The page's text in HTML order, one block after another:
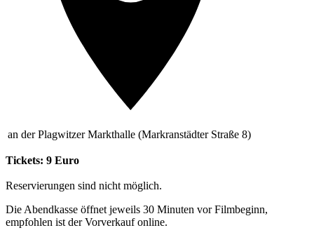
an der Plagwitzer Markthalle (Markranstädter Straße 8)
Tickets: 9 Euro
Reservierungen sind nicht möglich.
Die Abendkasse öffnet jeweils 30 Minuten vor Filmbeginn,
empfohlen ist der Vorverkauf online.